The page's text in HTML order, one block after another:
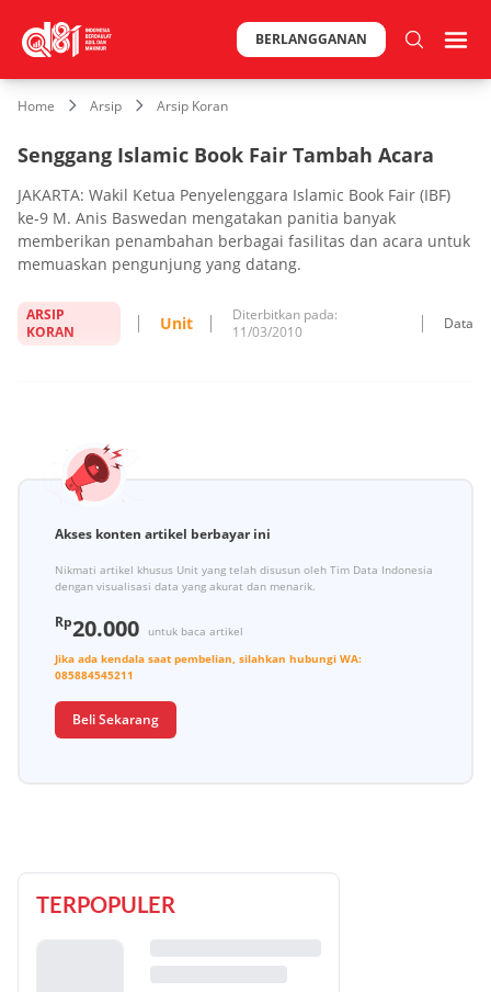
BERLANGGANAN
Home Arsip Arsip Koran
Senggang Islamic Book Fair Tambah Acara
JAKARTA: Wakil Ketua Penyelenggara Islamic Book Fair (IBF)
ke-9 M. Anis Baswedan mengatakan panitia banyak
memberikan penambahan berbagai fasilitas dan acara untuk
memuaskan pengunjung yang datang.
ARSIP
KORAN
Unit
Diterbitkan pada:
11/03/2010
Data
Akses konten artikel berbayar ini
Nikmati artikel khusus Unit yang telah disusun oleh Tim Data Indonesia
dengan visualisasi data yang akurat dan menarik.
Rp20.000
untuk baca artikel
Jika ada kendala saat pembelian, silahkan hubungi WA:
085884545211
Beli Sekarang
TERPOPULER